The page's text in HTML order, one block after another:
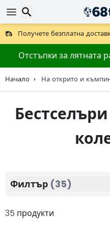
Получете безплатна
Предлага се и DHL Express за
30 дни за връщане, 90 дни
Най-добрите цени за
Отстъпки за лятната
Начало На открито и
35 продукти
Филтър (35)
Търсене